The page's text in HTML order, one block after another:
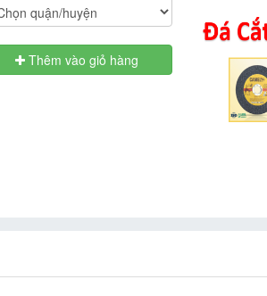
Thêm vào giỏ hàng